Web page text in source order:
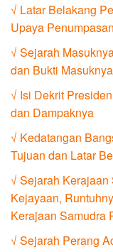
√ Latar Belakang
Upaya
√ Sejarah
dan Bukti
√ Isi Dekrit
dan Dampaknya
√ Kedatangan
Tujuan dan Latar
√ Sejarah
Kejayaan,
Kerajaan Samudra
√ Sejarah Perang